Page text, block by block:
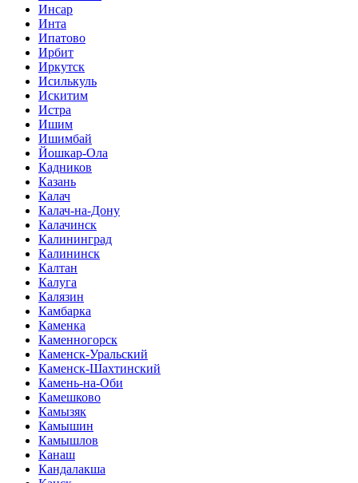
Инсар
Инта
Ипатово
Ирбит
Иркутск
Исилькуль
Искитим
Истра
Ишим
Ишимбай
Йошкар-Ола
Кадников
Казань
Калач
Калач-на-Дону
Калачинск
Калининград
Калининск
Калтан
Калуга
Калязин
Камбарка
Каменка
Каменногорск
Каменск-Уральский
Каменск-Шахтинский
Камень-на-Оби
Камешково
Камызяк
Камышин
Камышлов
Канаш
Кандалакша